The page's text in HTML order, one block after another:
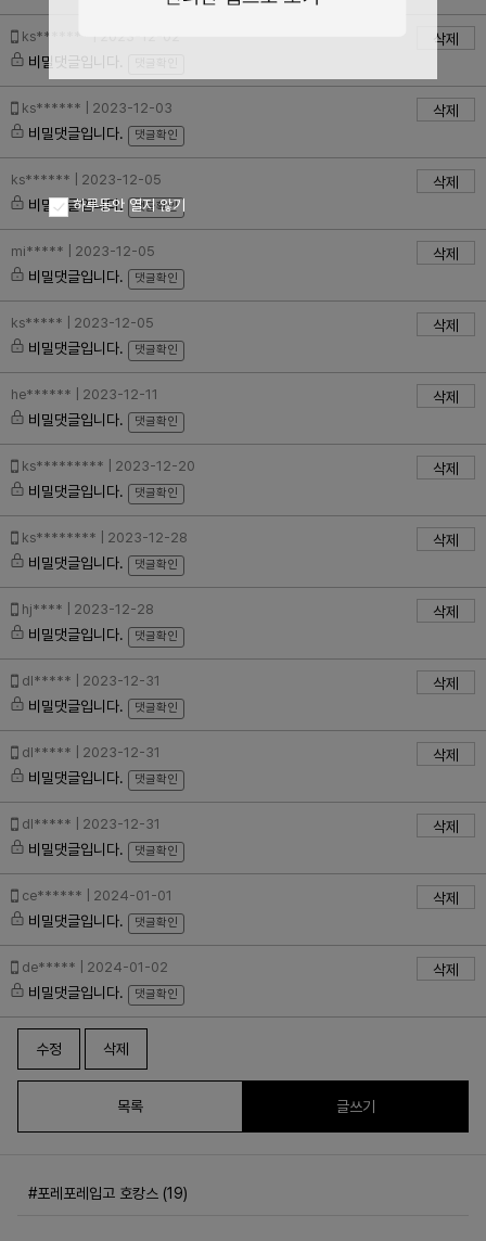
ks******* | 2023-12-02
삭제
비밀댓글입니다.
ks****** | 2023-12-03
삭제
비밀댓글입니다.
댓글확인
ks****** | 2023-12-05
삭제
비밀댓글입니다.
댓글확인
mi***** | 2023-12-05
삭제
비밀댓글입니다.
댓글확인
ks***** | 2023-12-05
삭제
비밀댓글입니다.
댓글확인
he****** | 2023-12-11
삭제
비밀댓글입니다.
댓글확인
ks********* | 2023-12-20
삭제
비밀댓글입니다.
댓글확인
ks******** | 2023-12-28
삭제
비밀댓글입니다.
댓글확인
hj**** | 2023-12-28
삭제
비밀댓글입니다.
댓글확인
dl***** | 2023-12-31
삭제
비밀댓글입니다.
댓글확인
dl***** | 2023-12-31
삭제
비밀댓글입니다.
댓글확인
dl***** | 2023-12-31
삭제
비밀댓글입니다.
댓글확인
ce****** | 2024-01-01
삭제
비밀댓글입니다.
댓글확인
de***** | 2024-01-02
삭제
비밀댓글입니다.
댓글확인
수정 삭제
목록 글쓰기
#포레포레입고 호캉스 (19)
하루동안 열지 않기